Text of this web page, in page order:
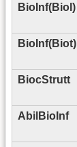
BioInf(Biol)
BioInf(Biot)
BiocStrutt
AbilBioInf